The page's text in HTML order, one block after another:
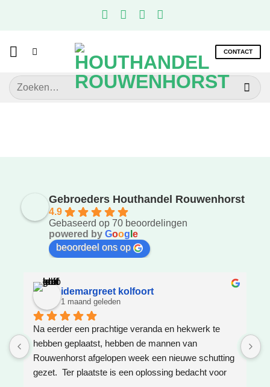
CONTACT
Zoeken
naar:
Gebroeders Houthandel Rouwenhorst
4.9
Gebaseerd op 70 beoordelingen
powered by Goog e
beoordeel ons op
idemargreet kolfoort
1 maand geleden
Na eerder een prachtige veranda en hekwerk te
hebben geplaatst, hebben de mannen van
Rouwenhorst afgelopen week een nieuwe schutting
gezet.  Ter plaatste is een oplossing bedacht voor